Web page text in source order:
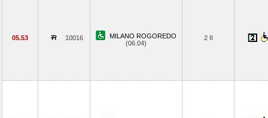
05.53 10016
MILANO ROGOREDO
(06.04)
2 II